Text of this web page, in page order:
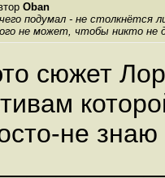
Oban
подумал - не столкнётся
не может, чтобы никто не
сюжет
не знаю